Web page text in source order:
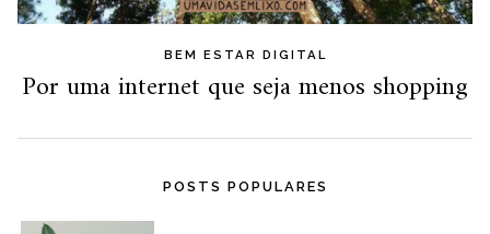
BEM ESTAR DIGITAL
Por uma internet que seja menos shopping
POSTS POPULARES